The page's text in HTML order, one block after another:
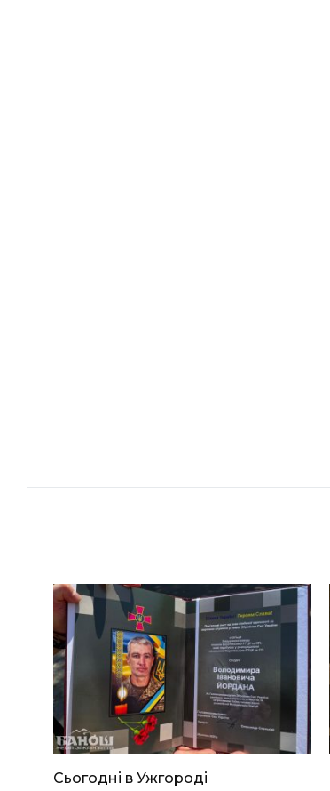
Сьогодні в Ужгороді